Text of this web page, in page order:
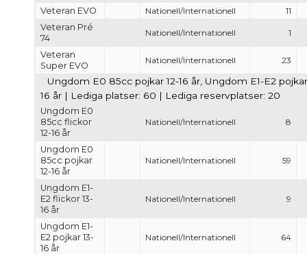
Veteran EVO Nationell/Internationell
11
Veteran Pré
74
Nationell/Internationell 1
Veteran
Super EVO
Nationell/Internationell 23
Ungdom E0 85cc pojkar 12-16 år, Ungdom E1-E2
16 år | Lediga platser: 60 | Lediga reservplatser: 20
Ungdom E0
85cc flickor
12-16 år
Nationell/Internationell 8
Ungdom E0
85cc pojkar
12-16 år
Nationell/Internationell 59
Ungdom E1-
E2 flickor 13-
16 år
Nationell/Internationell 9
Ungdom E1-
E2 pojkar 13-
16 år
Nationell/Internationell 64